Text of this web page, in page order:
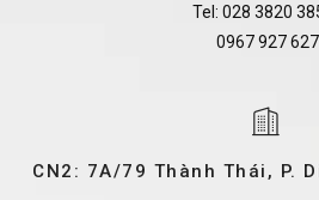
Tel: 028 3820
0967 927 627
CN2: 7A/79 Thành Thái, P.